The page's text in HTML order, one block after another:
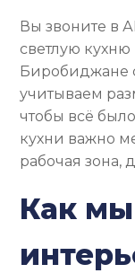
Вы звоните в
светлую
Биробиджане
учитываем
чтобы всё
кухни важно
рабочая зона,
Как